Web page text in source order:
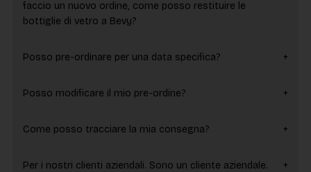
faccio un nuovo ordine, come posso restituire le
bottiglie di vetro a Bevy?
Posso pre-ordinare per una data specifica?
Posso modificare il mio pre-ordine?
Come posso tracciare la mia consegna?
Per i nostri clienti aziendali. Sono un cliente aziendale.